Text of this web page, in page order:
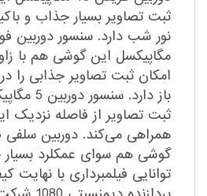
ثبت تصاویر بسیار جذاب و
امکان ثبت تصاویر جذابی را
باز دارد.
ثبت تصاویر از فاصله نزدیک
گوشی هم سوای عمکلرد بسیار